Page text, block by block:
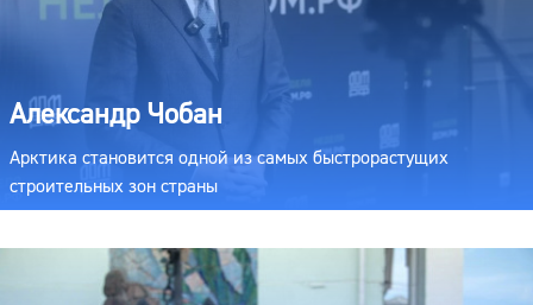
Александр Чобан
Арктика становится одной из самых быстрорастущих
строительных зон страны